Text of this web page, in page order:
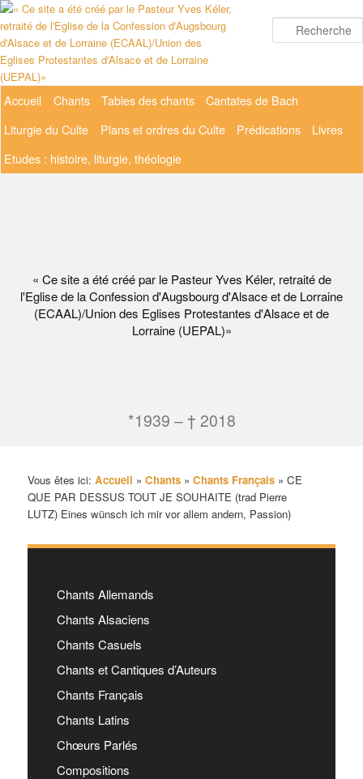
Aller
au
contenu
principal
« Ce site a été créé par le Pasteur Yves Kéler, retraité de
l'Eglise de la Confession d'Augsbourg d'Alsace et de Lorraine
(ECAAL)/Union des Eglises Protestantes d'Alsace et de
Lorraine (UEPAL)»
*1939 – † 2018
Menu
Accueil Chants Tables des chants
Cantates de Bach
Liturgie du Culte
Plans et ordres du Culte Prédications
Livres
Etudes : histoire, liturgie, théologie
Vous êtes ici:Accueil »Chants »Chants Français »CE
QUE PAR DESSUS TOUT JE SOUHAITE (trad Pierre
LUTZ) Eines wünsch ich mir vor allem andern, Passion)
Chants Allemands
Chants Alsaciens
Chants Casuels
Chants et Cantiques d’Auteurs
Chants Français
Chants Latins
Chœurs Parlés
Compositions